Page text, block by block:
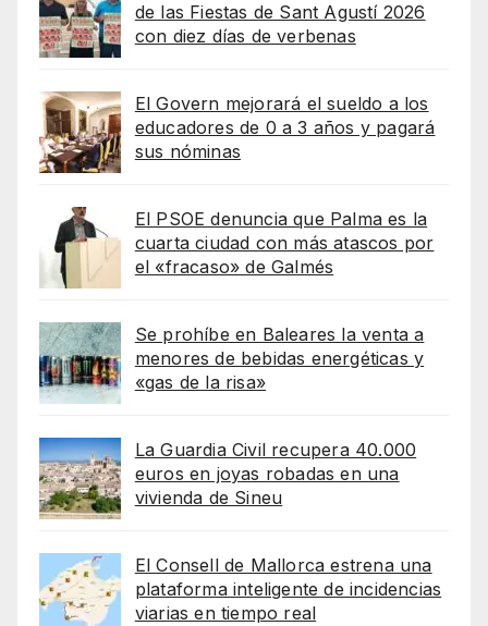
de las Fiestas de Sant Agustí 2026
con diez días de verbenas
El Govern mejorará el sueldo a los
educadores de 0 a 3 años y pagará
sus nóminas
El PSOE denuncia que Palma es la
cuarta ciudad con más atascos por
el «fracaso» de Galmés
Se prohíbe en Baleares la venta a
menores de bebidas energéticas y
«gas de la risa»
La Guardia Civil recupera 40.000
euros en joyas robadas en una
vivienda de Sineu
El Consell de Mallorca estrena una
plataforma inteligente de incidencias
viarias en tiempo real